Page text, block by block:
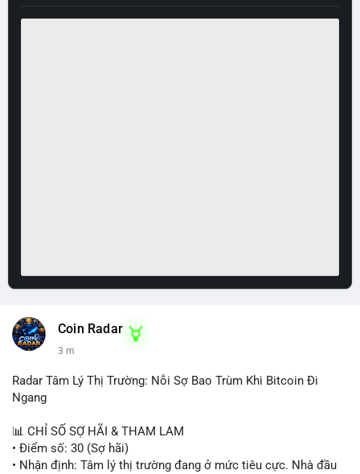
Coin Radar
3 m
Radar Tâm Lý Thị Trường: Nỗi Sợ Bao Trùm Khi Bitcoin Đi
Ngang
📊 CHỈ SỐ SỢ HÃI & THAM LAM
• Điểm số: 30 (Sợ hãi)
• Nhận định: Tâm lý thị trường đang ở mức tiêu cực. Nhà đầu